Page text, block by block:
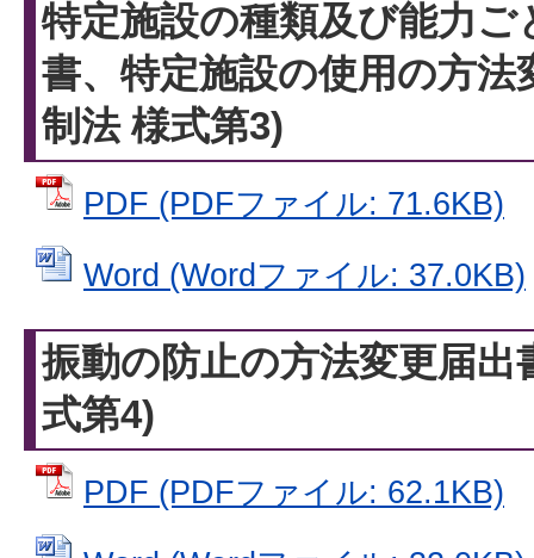
特定施設の種類及び能力ご
書、特定施設の使用の方法
制法 様式第3)
PDF (PDFファイル: 71.6KB)
Word (Wordファイル: 37.0KB)
振動の防止の方法変更届出
式第4)
PDF (PDFファイル: 62.1KB)